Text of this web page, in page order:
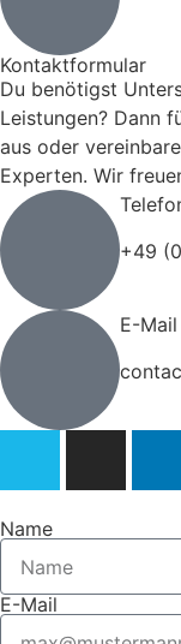
Kontaktformular
Du benötigst
Leistungen? Dann
aus oder
Experten. Wir
+49
E-Mail
Name
E-Mail